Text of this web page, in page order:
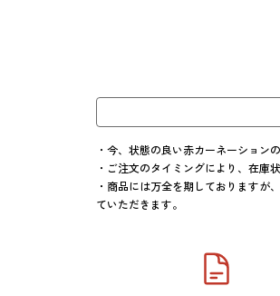
・今、状態の良い赤カーネーション
・ご注文のタイミングにより、在庫
・商品には万全を期しておりますが
ていただきます。